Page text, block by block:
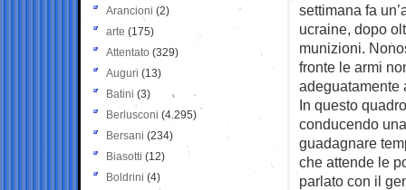
settimana fa
ucraine, dopo
munizioni.
fronte le armi
adeguatamente
In questo
conducendo
guadagnare
che attende le
parlato con il
Arancioni (2)
arte (175)
Attentato (329)
Auguri (13)
Batini (3)
Berlusconi (4.295)
Bersani (234)
Biasotti (12)
Boldrini (4)